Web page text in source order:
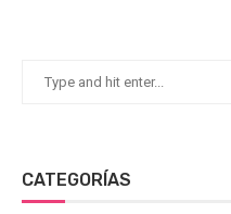
CATEGORÍAS